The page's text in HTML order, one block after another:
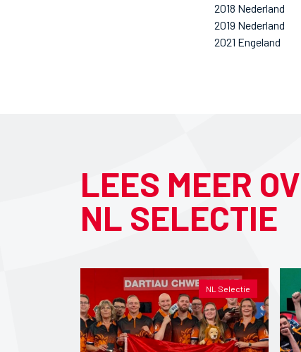
2018 Nederland
2019 Nederland
2021 Engeland
LEES MEER
NL SELECTIE
NL Selectie